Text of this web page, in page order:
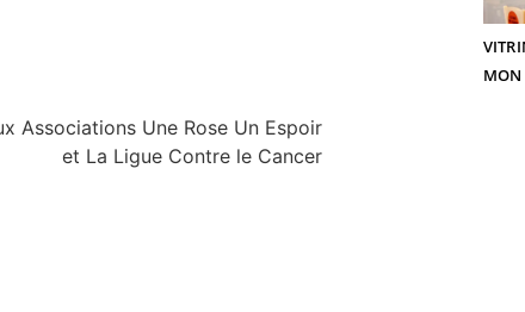
Associations Une Rose Un Espoir
et La Ligue Contre le Cancer
MON